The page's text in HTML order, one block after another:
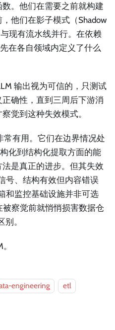
。他们在需要之前就构建
他们在影子模式（Shadow
现有流水线并行。在依赖
在各自领域内定义了什么
输出视为可信的，只测试
确性，直到三周后下游消
觉到这种失效模式。
常有用。它们在边界情况处
化到结构化提取方面的能
是真正的进步。但其失效
号、结构有效但内容错误
和监控基础设施并非可选
被察觉前就悄悄损害数据仓
。
engineering
etl